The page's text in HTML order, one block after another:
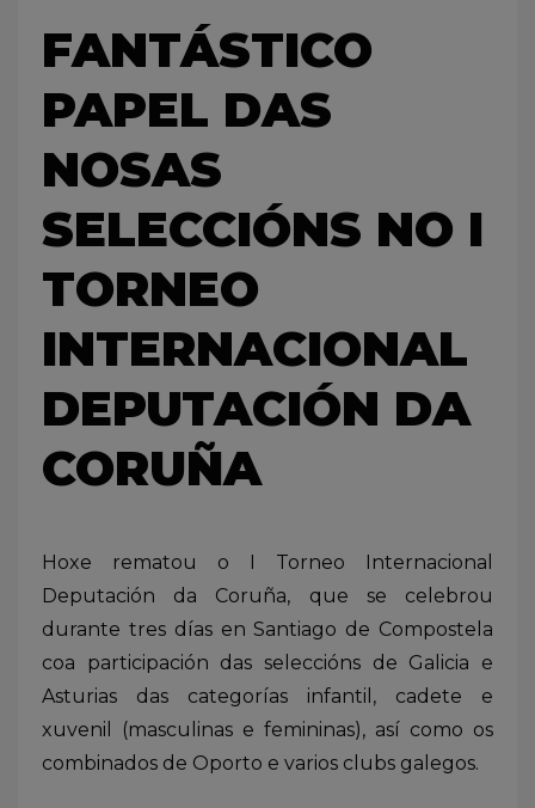
FANTÁSTICO
PAPEL DAS
NOSAS
SELECCIÓNS NO I
TORNEO
INTERNACIONAL
DEPUTACIÓN DA
CORUÑA
Hoxe rematou o I Torneo Internacional
Deputación da Coruña, que se celebrou
durante tres días en Santiago de Compostela
coa participación das seleccións de Galicia e
Asturias das categorías infantil, cadete e
xuvenil (masculinas e femininas), así como os
combinados de Oporto e varios clubs galegos.